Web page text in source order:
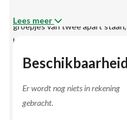
groepjes van twee apart staan,
biedt het ook goede
mogelijkheden voor bijvoorbeeld
een familie of vriendengroep van
15 tot 20 personen die in twee
bungalows naast elkaar
Lees meer
Beschikbaarheid
Er wordt nog niets in rekening
gebracht.